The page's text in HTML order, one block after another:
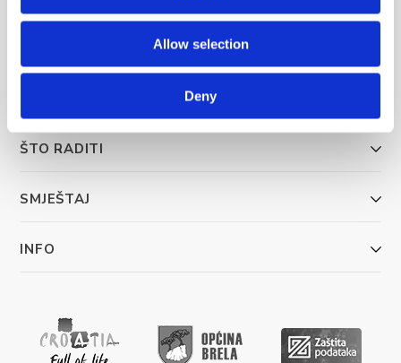
Allow selection
Deny
Trg Alojzija Stepinca 10, 21322 Brela
+385 21 618 455
+385 21 618 337
ŠTO RADITI
SMJEŠTAJ
INFO